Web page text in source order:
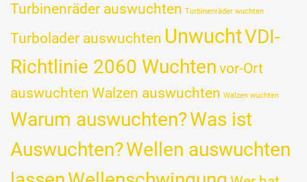
Turbinenräder auswuchten Turbinenräder wuchten
Turbolader auswuchten UnwuchtVDI-
Richtlinie 2060 Wuchten vor-Ort
auswuchten Walzen auswuchten Walzen wuchten
Warum auswuchten?Was ist
Auswuchten?Wellen auswuchten